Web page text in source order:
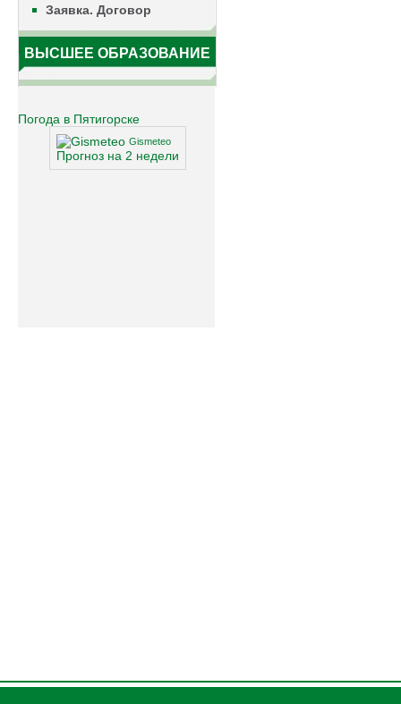
Заявка. Договор
ВЫСШЕЕ ОБРАЗОВАНИЕ
Погода в Пятигорске
Gismeteo
Прогноз на 2 недели